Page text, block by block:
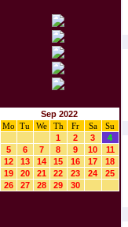
Sep 2022
Mo
Tu We Th Fr Sa
Su
1
2 3
4
5
6 7 8 9 10
11
12
13 14 15 16 17
18
19
20 21 22 23 24
25
26
27 28 29 30